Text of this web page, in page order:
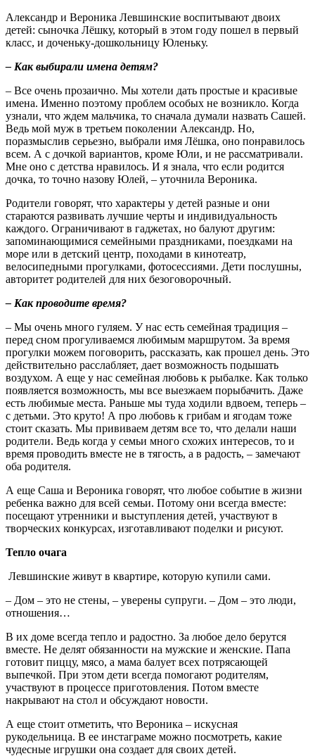
Александр и Вероника Левшинские воспитывают двоих
детей: сыночка Лёшку, который в этом году пошел в первый
класс, и доченьку-дошкольницу Юленьку.
– Как выбирали имена детям?
– Все очень прозаично. Мы хотели дать простые и красивые
имена. Именно поэтому проблем особых не возникло. Когда
узнали, что ждем мальчика, то сначала думали назвать Сашей.
Ведь мой муж в третьем поколении Александр. Но,
поразмыслив серьезно, выбрали имя Лёшка, оно понравилось
всем. А с дочкой вариантов, кроме Юли, и не рассматривали.
Мне оно с детства нравилось. И я знала, что если родится
дочка, то точно назову Юлей, – уточнила Вероника.
Родители говорят, что характеры у детей разные и они
стараются развивать лучшие черты и индивидуальность
каждого. Ограничивают в гаджетах, но балуют другим:
запоминающимися семейными праздниками, поездками на
море или в детский центр, походами в кинотеатр,
велосипедными прогулками, фотосессиями. Дети послушны,
авторитет родителей для них безоговорочный.
– Как проводите время?
– Мы очень много гуляем. У нас есть семейная традиция –
перед сном прогуливаемся любимым маршрутом. За время
прогулки можем поговорить, рассказать, как прошел день. Это
действительно расслабляет, дает возможность подышать
воздухом. А еще у нас семейная любовь к рыбалке. Как только
появляется возможность, мы все выезжаем порыбачить. Даже
есть любимые места. Раньше мы туда ходили вдвоем, теперь –
с детьми. Это круто! А про любовь к грибам и ягодам тоже
стоит сказать. Мы прививаем детям все то, что делали наши
родители. Ведь когда у семьи много схожих интересов, то и
время проводить вместе не в тягость, а в радость, – замечают
оба родителя.
А еще Саша и Вероника говорят, что любое событие в жизни
ребенка важно для всей семьи. Потому они всегда вместе:
посещают утренники и выступления детей, участвуют в
творческих конкурсах, изготавливают поделки и рисуют.
Тепло очага
Левшинские живут в квартире, которую купили сами.
– Дом – это не стены, – уверены супруги. – Дом – это люди,
отношения…
В их доме всегда тепло и радостно. За любое дело берутся
вместе. Не делят обязанности на мужские и женские. Папа
готовит пиццу, мясо, а мама балует всех потрясающей
выпечкой. При этом дети всегда помогают родителям,
участвуют в процессе приготовления. Потом вместе
накрывают на стол и обсуждают новости.
А еще стоит отметить, что Вероника – искусная
рукодельница. В ее инстаграме можно посмотреть, какие
чудесные игрушки она создает для своих детей.